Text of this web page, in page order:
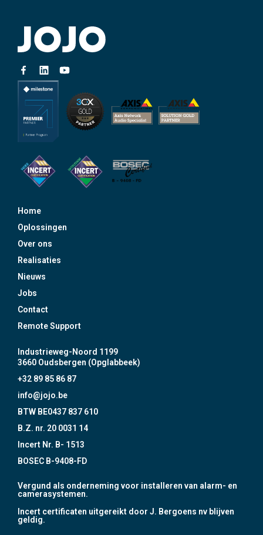
Home
Oplossingen
Over ons
Realisaties
Nieuws
Jobs
Contact
Remote Support
Industrieweg-Noord 1199
3660 Oudsbergen (Opglabbeek)
+32 89 85 86 87
info@jojo.be
BTW BE0437 837 610
B.Z. nr. 20 0031 14
Incert Nr. B- 1513
BOSEC B-9408-FD
Vergund als onderneming voor installeren van alarm- en
camerasystemen.
Incert certificaten uitgereikt door J. Bergoens nv blijven
geldig.